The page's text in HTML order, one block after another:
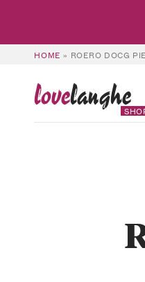
HOME » ROERO DOCG
lovelanghe